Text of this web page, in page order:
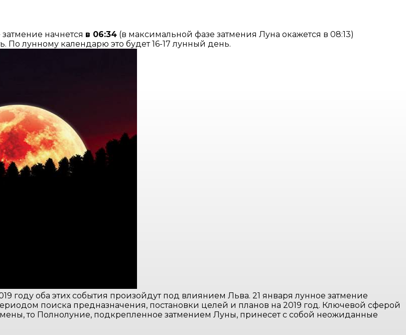
начнется в 06:34 (в максимальной фазе затмения Луна окажется в 08:13)
По лунному календарю это будет 16-17 лунный день.
году оба этих события произойдут под влиянием Льва. 21 января лунное затмение
поиска предназначения, постановки целей и планов на 2019 год. Ключевой сферой
то Полнолуние, подкрепленное затмением Луны, принесет с собой неожиданные